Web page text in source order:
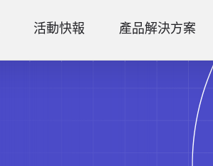
活動快報 產品解決方案